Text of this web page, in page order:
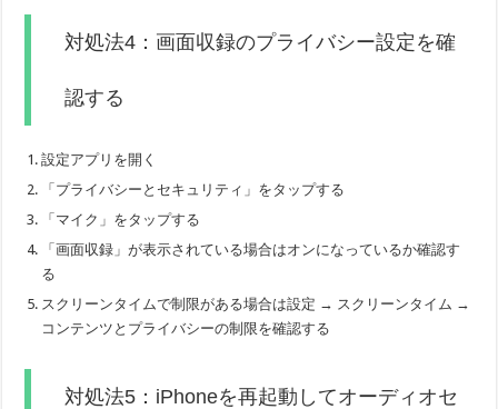
対処法4：画面収録のプライバシー設定を確
認する
設定アプリを開く
「プライバシーとセキュリティ」をタップする
「マイク」をタップする
「画面収録」が表示されている場合はオンになっているか確認す
る
スクリーンタイムで制限がある場合は設定 → スクリーンタイム →
コンテンツとプライバシーの制限を確認する
対処法5：iPhoneを再起動してオーディオセ